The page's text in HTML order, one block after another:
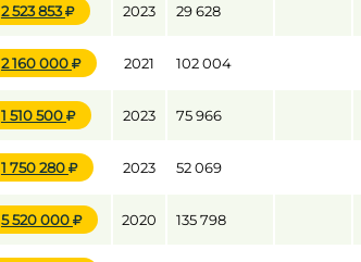
2 523 853 2023 29 628
2 160 000 2021 102 004
1 510 500 2023 75 966
1 750 280 2023 52 069
5 520 000 2020 135 798